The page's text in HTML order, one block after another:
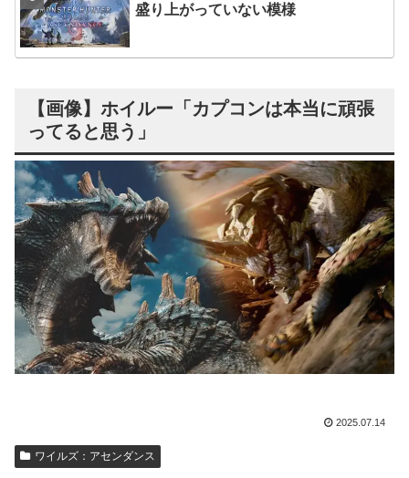
盛り上がっていない模様
【画像】ホイルー「カプコンは本当に頑張
ってると思う」
2025.07.14
ワイルズ：アセンダンス